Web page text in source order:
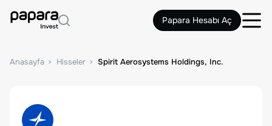
Papara Hesabı Aç
Anasayfa Hisseler Spirit Aerosystems Holdings, Inc.